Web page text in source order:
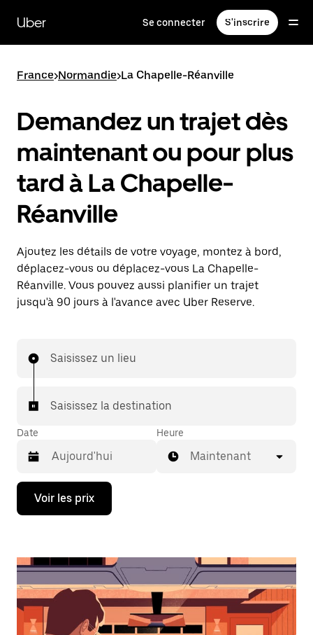
contenu
principal
Uber Se connecter S'inscrire
France>Normandie>La Chapelle-Réanville
Demandez un trajet dès
maintenant ou pour plus
tard à La Chapelle-
Réanville
Ajoutez les détails de votre voyage, montez à bord,
déplacez-vous ou déplacez-vous La Chapelle-
Réanville. Vous pouvez aussi planifier un trajet
jusqu'à 90 jours à l'avance avec Uber Reserve.
Saisissez un lieu
Saisissez la destination
Date
Appuyez
la
bas
ouvrir
le
calendrier
Heure
Maintenant
Voir les prix